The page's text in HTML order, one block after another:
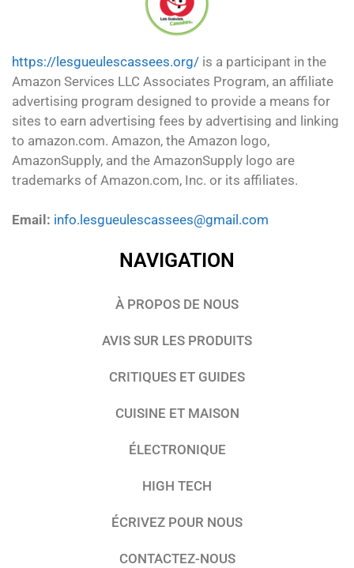
https://lesgueulescassees.org/ is a participant in the
Amazon Services LLC Associates Program, an affiliate
advertising program designed to provide a means for
sites to earn advertising fees by advertising and linking
to amazon.com. Amazon, the Amazon logo,
AmazonSupply, and the AmazonSupply logo are
trademarks of Amazon.com, Inc. or its affiliates.
Email: info.lesgueulescassees@gmail.com
NAVIGATION
À PROPOS DE NOUS
AVIS SUR LES PRODUITS
CRITIQUES ET GUIDES
CUISINE ET MAISON
ÉLECTRONIQUE
HIGH TECH
ÉCRIVEZ POUR NOUS
CONTACTEZ-NOUS